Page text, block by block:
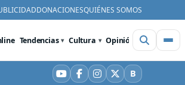
DONACIONESQUIÉNES SOMOS
Tendencias Cultura Opinión Videos
YouTube
Facebook
Instagram
X BBluesky